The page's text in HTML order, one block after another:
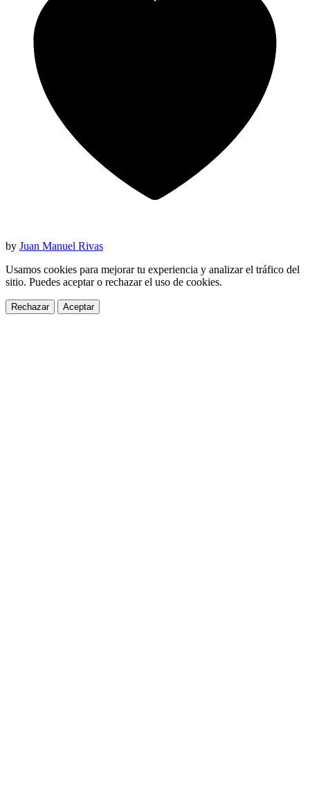
by Juan Manuel Rivas
Usamos cookies para mejorar tu experiencia y analizar el tráfico del
sitio. Puedes aceptar o rechazar el uso de cookies.
Rechazar Aceptar